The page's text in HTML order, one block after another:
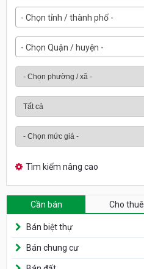
- Chọn tỉnh / thành phố -
- Chọn Quận / huyện -
Tìm kiếm nâng cao
Cần bán Cho thuê
Bán biệt thự
Bán chung cư